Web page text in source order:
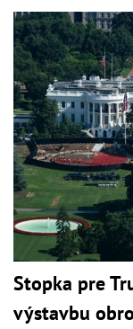
Stopka pre
výstavbu